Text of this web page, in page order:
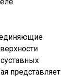
представляет